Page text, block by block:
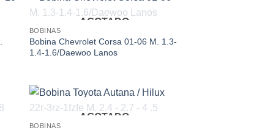
AGOTADO
BOBINAS
Bobina Chevrolet Corsa 01-06 M. 1.3-
1.4-1.6/Daewoo Lanos
AGOTADO
BOBINAS